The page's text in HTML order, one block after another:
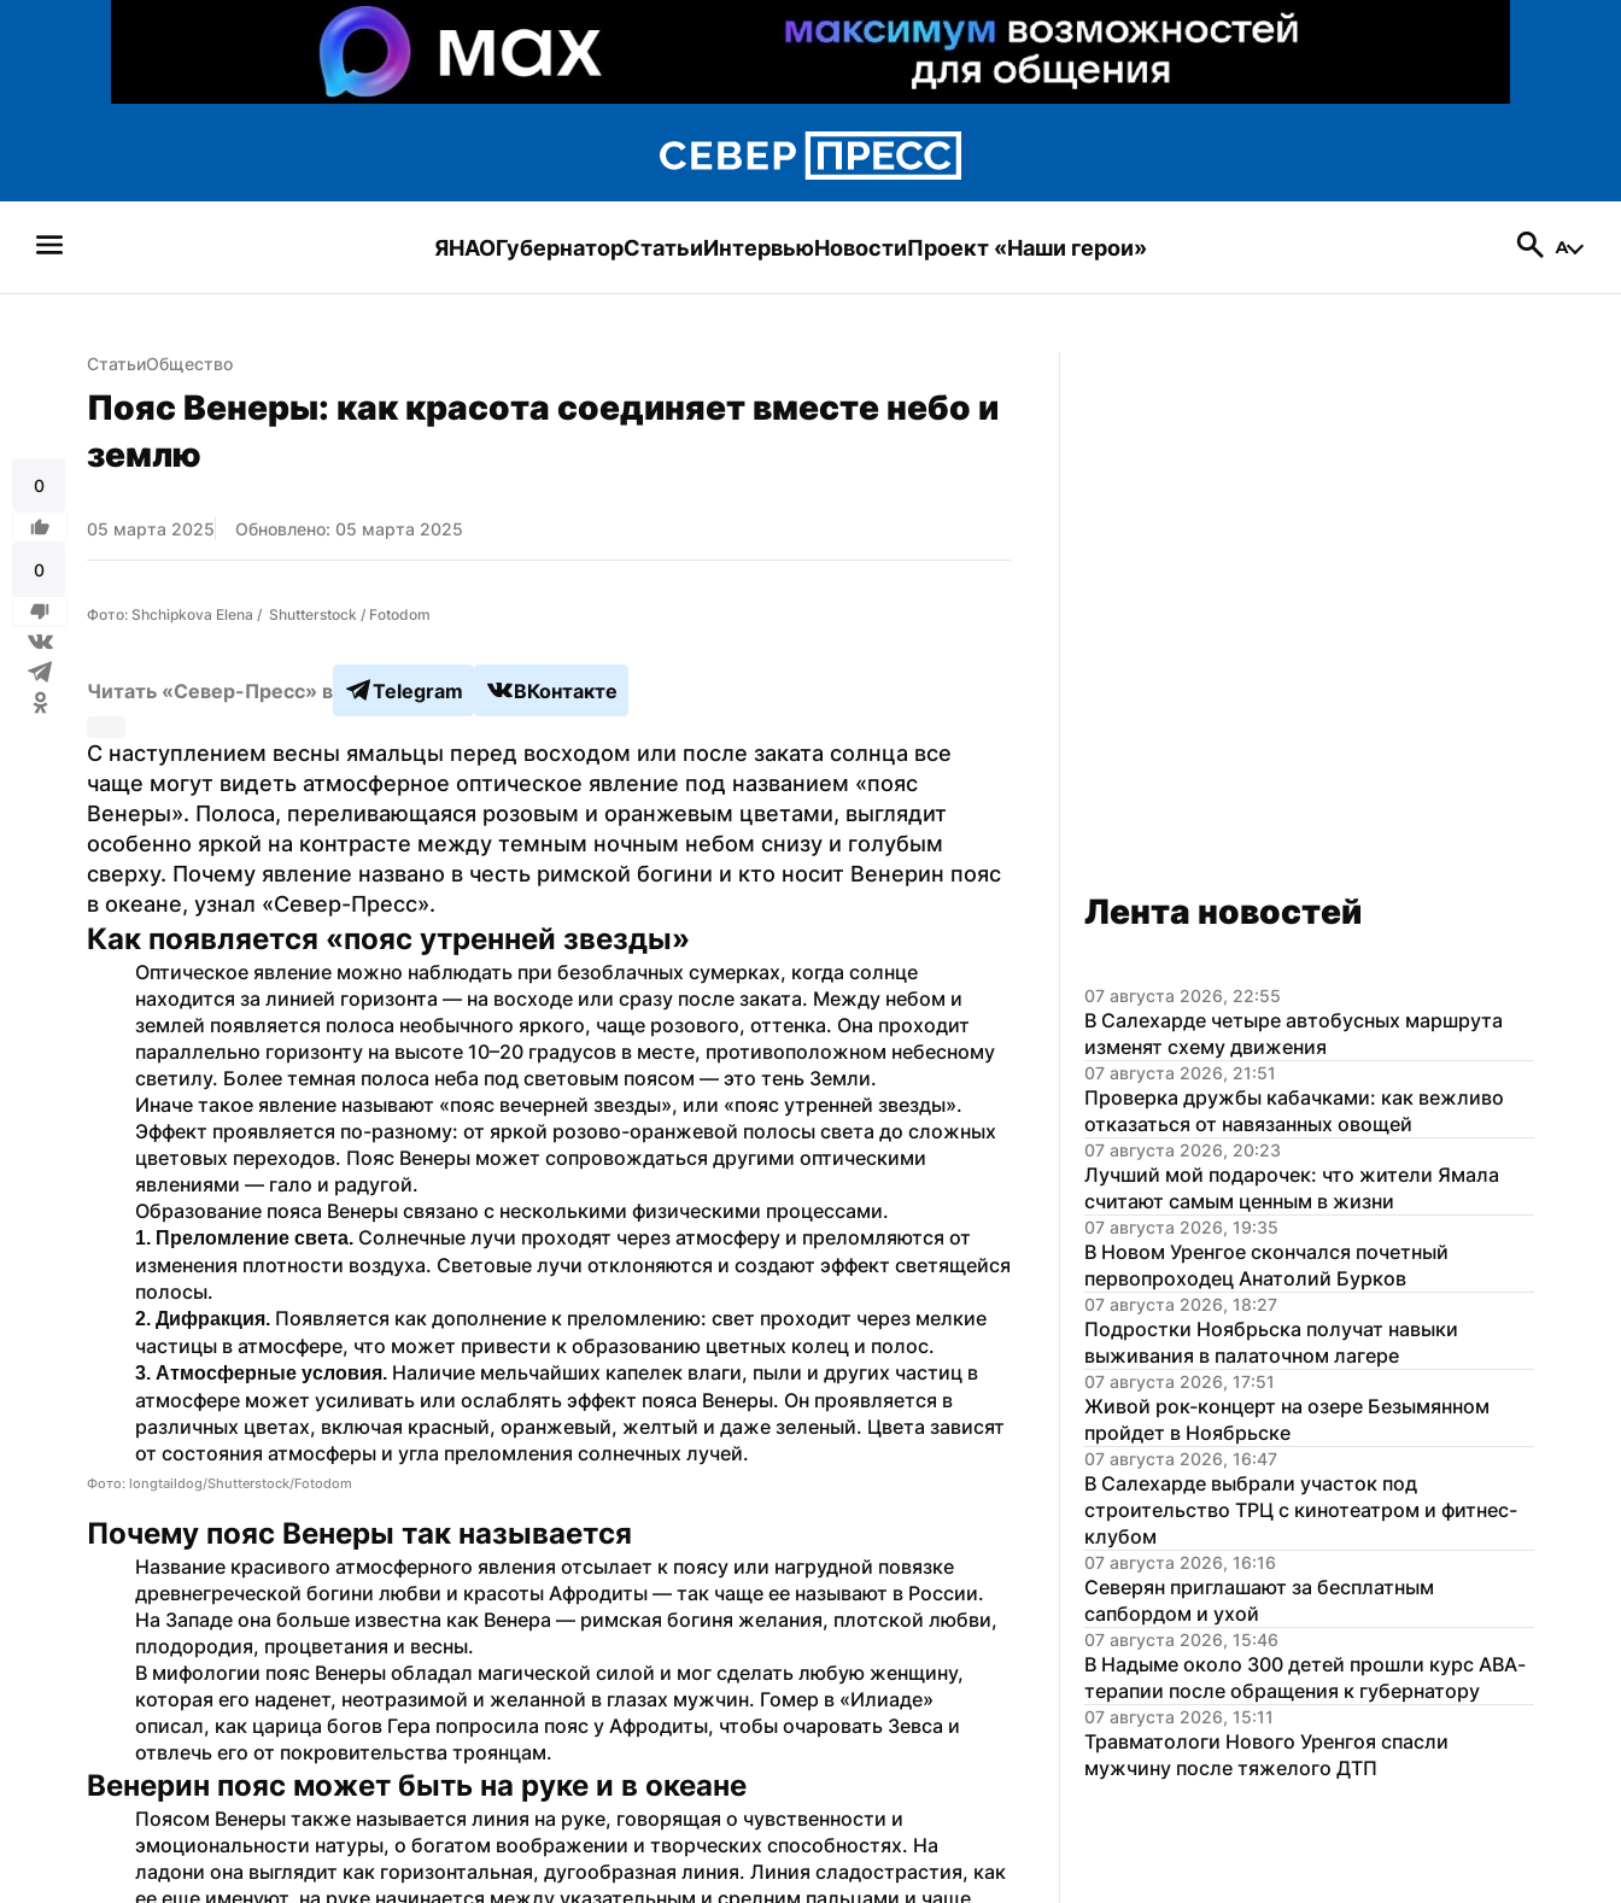
ЯНАОГубернаторСтатьиИнтервьюНовостиПроект «Наши герои»
0
0
СтатьиОбщество
Пояс Венеры: как красота соединяет вместе небо и
землю
05 марта 2025 Обновлено: 05 марта 2025
Фото: Shchipkova Elena /  Shutterstock / Fotodom
Читать «Север-Пресс» в Telegram ВКонтакте
С наступлением весны ямальцы перед восходом или после заката солнца все
чаще могут видеть атмосферное оптическое явление под названием «пояс
Венеры». Полоса, переливающаяся розовым и оранжевым цветами, выглядит
особенно яркой на контрасте между темным ночным небом снизу и голубым
сверху. Почему явление названо в честь римской богини и кто носит Венерин пояс
в океане, узнал «Север-Пресс».
Как появляется «пояс утренней звезды»
Оптическое явление можно наблюдать при безоблачных сумерках, когда солнце
находится за линией горизонта — на восходе или сразу после заката. Между небом и
землей появляется полоса необычного яркого, чаще розового, оттенка. Она проходит
параллельно горизонту на высоте 10–20 градусов в месте, противоположном небесному
светилу. Более темная полоса неба под световым поясом — это тень Земли.
Иначе такое явление называют «пояс вечерней звезды», или «пояс утренней звезды».
Эффект проявляется по-разному: от яркой розово-оранжевой полосы света до сложных
цветовых переходов. Пояс Венеры может сопровождаться другими оптическими
явлениями — гало и радугой.
Образование пояса Венеры связано с несколькими физическими процессами.
1. Преломление света. Солнечные лучи проходят через атмосферу и преломляются от
изменения плотности воздуха. Световые лучи отклоняются и создают эффект светящейся
полосы.
2. Дифракция. Появляется как дополнение к преломлению: свет проходит через мелкие
частицы в атмосфере, что может привести к образованию цветных колец и полос.
3. Атмосферные условия. Наличие мельчайших капелек влаги, пыли и других частиц в
атмосфере может усиливать или ослаблять эффект пояса Венеры. Он проявляется в
различных цветах, включая красный, оранжевый, желтый и даже зеленый. Цвета зависят
от состояния атмосферы и угла преломления солнечных лучей.
Фото: longtaildog/Shutterstock/Fotodom
Почему пояс Венеры так называется
Название красивого атмосферного явления отсылает к поясу или нагрудной повязке
древнегреческой богини любви и красоты Афродиты — так чаще ее называют в России.
На Западе она больше известна как Венера — римская богиня желания, плотской любви,
плодородия, процветания и весны.
В мифологии пояс Венеры обладал магической силой и мог сделать любую женщину,
которая его наденет, неотразимой и желанной в глазах мужчин. Гомер в «Илиаде»
описал, как царица богов Гера попросила пояс у Афродиты, чтобы очаровать Зевса и
отвлечь его от покровительства троянцам.
Венерин пояс может быть на руке и в океане
Поясом Венеры также называется линия на руке, говорящая о чувственности и
эмоциональности натуры, о богатом воображении и творческих способностях. На
ладони она выглядит как горизонтальная, дугообразная линия. Линия сладострастия, как
ее еще именуют, на руке начинается между указательным и средним пальцами и чаще
Лента новостей
07 августа 2026, 22:55
В Салехарде четыре автобусных маршрута
изменят схему движения
07 августа 2026, 21:51
Проверка дружбы кабачками: как вежливо
отказаться от навязанных овощей
07 августа 2026, 20:23
Лучший мой подарочек: что жители Ямала
считают самым ценным в жизни
07 августа 2026, 19:35
В Новом Уренгое скончался почетный
первопроходец Анатолий Бурков
07 августа 2026, 18:27
Подростки Ноябрьска получат навыки
выживания в палаточном лагере
07 августа 2026, 17:51
Живой рок-концерт на озере Безымянном
пройдет в Ноябрьске
07 августа 2026, 16:47
В Салехарде выбрали участок под
строительство ТРЦ с кинотеатром и фитнес-
клубом
07 августа 2026, 16:16
Северян приглашают за бесплатным
сапбордом и ухой
07 августа 2026, 15:46
В Надыме около 300 детей прошли курс АВА-
терапии после обращения к губернатору
07 августа 2026, 15:11
Травматологи Нового Уренгоя спасли
мужчину после тяжелого ДТП